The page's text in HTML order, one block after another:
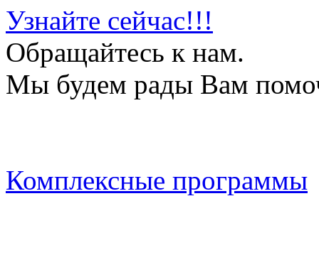
Узнайте сейчас!!!
Обращайтесь к нам.
Мы будем рады Вам
Комплексные программы